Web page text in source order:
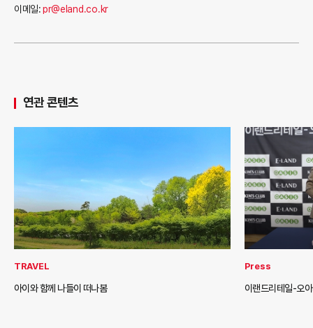
이메일:pr@eland.co.kr
연관 콘텐츠
TRAVEL
아이와 함께 나들이 떠나봄
Press
이랜드리테일-오